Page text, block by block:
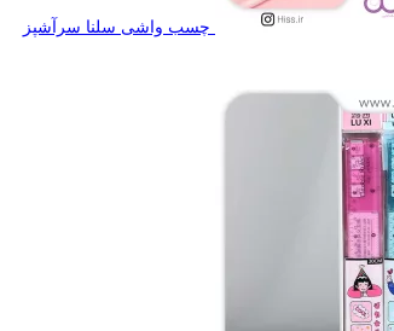
چسب واشی سلنا سرآشپز
تومان